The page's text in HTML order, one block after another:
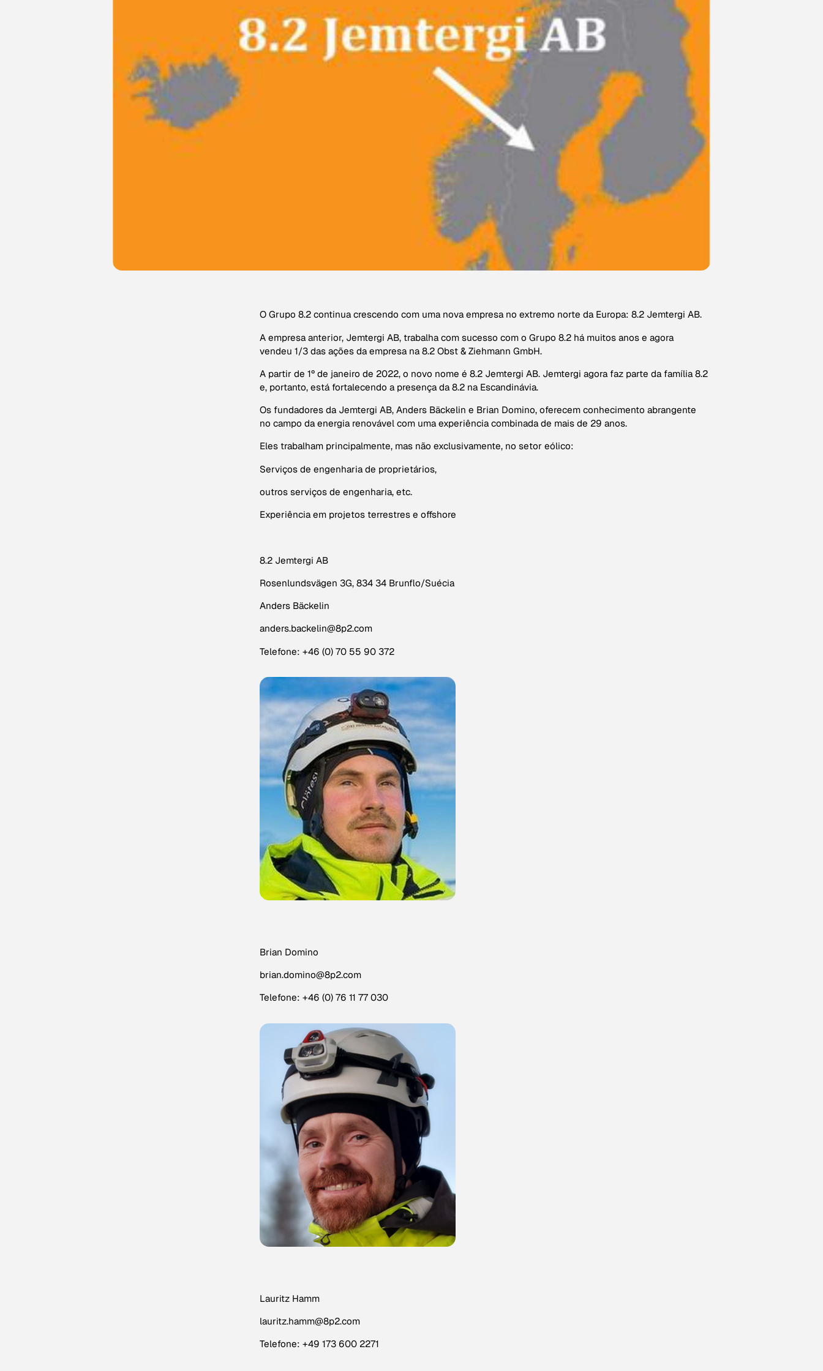
O Grupo 8.2 continua crescendo com uma nova empresa no extremo norte da Europa: 8.2 Jemtergi AB.
A empresa anterior, Jemtergi AB, trabalha com sucesso com o Grupo 8.2 há muitos anos e agora
vendeu 1/3 das ações da empresa na 8.2 Obst & Ziehmann GmbH.
A partir de 1º de janeiro de 2022, o novo nome é 8.2 Jemtergi AB. Jemtergi agora faz parte da família 8.2
e, portanto, está fortalecendo a presença da 8.2 na Escandinávia.
Os fundadores da Jemtergi AB, Anders Bäckelin e Brian Domino, oferecem conhecimento abrangente
no campo da energia renovável com uma experiência combinada de mais de 29 anos.
Eles trabalham principalmente, mas não exclusivamente, no setor eólico:
Serviços de engenharia de proprietários,
outros serviços de engenharia, etc.
Experiência em projetos terrestres e offshore
8.2 Jemtergi AB
Rosenlundsvägen 3G, 834 34 Brunflo/Suécia
Anders Bäckelin
anders.backelin@8p2.com
Telefone: +46 (0) 70 55 90 372
Brian Domino
brian.domino@8p2.com
Telefone: +46 (0) 76 11 77 030
Lauritz Hamm
lauritz.hamm@8p2.com
Telefone: +49 173 600 2271